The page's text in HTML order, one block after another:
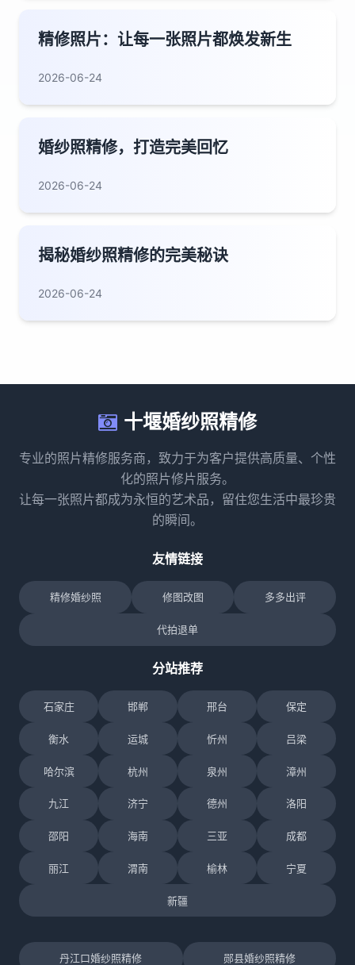
精修照片：让每一张照片都焕发新生
2026-06-24
婚纱照精修，打造完美回忆
2026-06-24
揭秘婚纱照精修的完美秘诀
2026-06-24
十堰婚纱照精修
专业的照片精修服务商，致力于为客户提供高质量、个性
化的照片修片服务。
让每一张照片都成为永恒的艺术品，留住您生活中最珍贵
的瞬间。
友情链接
精修婚纱照 修图改图 多多出评
代拍退单
分站推荐
石家庄 邯郸 邢台 保定
衡水 运城 忻州 吕梁
哈尔滨 杭州 泉州 漳州
九江 济宁 德州 洛阳
邵阳 海南 三亚 成都
丽江 渭南 榆林 宁夏
新疆
丹江口婚纱照精修 郧县婚纱照精修